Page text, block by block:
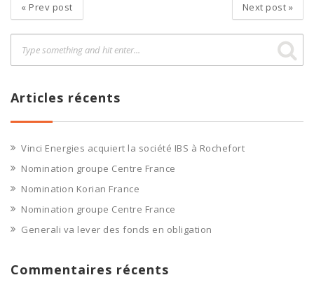
« Prev post Next post »
Articles récents
Vinci Energies acquiert la société IBS à Rochefort
Nomination groupe Centre France
Nomination Korian France
Nomination groupe Centre France
Generali va lever des fonds en obligation
Commentaires récents